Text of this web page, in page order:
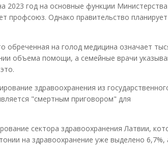
2023 год на основные функции Министерства
профсоюз. Однако правительство планирует
на голод медицина означает
объема помощи, а семейные врачи
здравоохранения из
"смертным приговором" для
сектора здравоохранения Латвии,
на здравоохранение уже выделено 6,7%,